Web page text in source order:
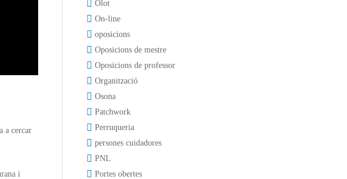
a cercar
i
Olot
On-line
oposicions
Oposicions de mestre
Oposicions de professor
Organització
Osona
Patchwork
Perruqueria
persones cuidadores
PNL
Portes obertes